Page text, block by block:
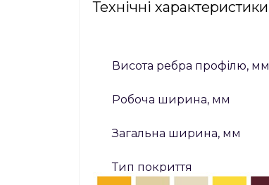
Технічні характеристики
Висота ребра профілю, мм
Робоча ширина, мм
Загальна ширина, мм
Тип покриття